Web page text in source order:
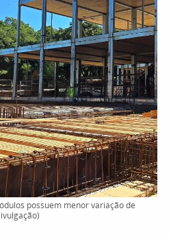
possuem menor variação de